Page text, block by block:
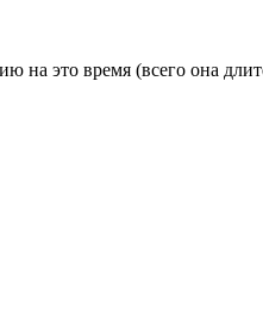
на это время (всего она